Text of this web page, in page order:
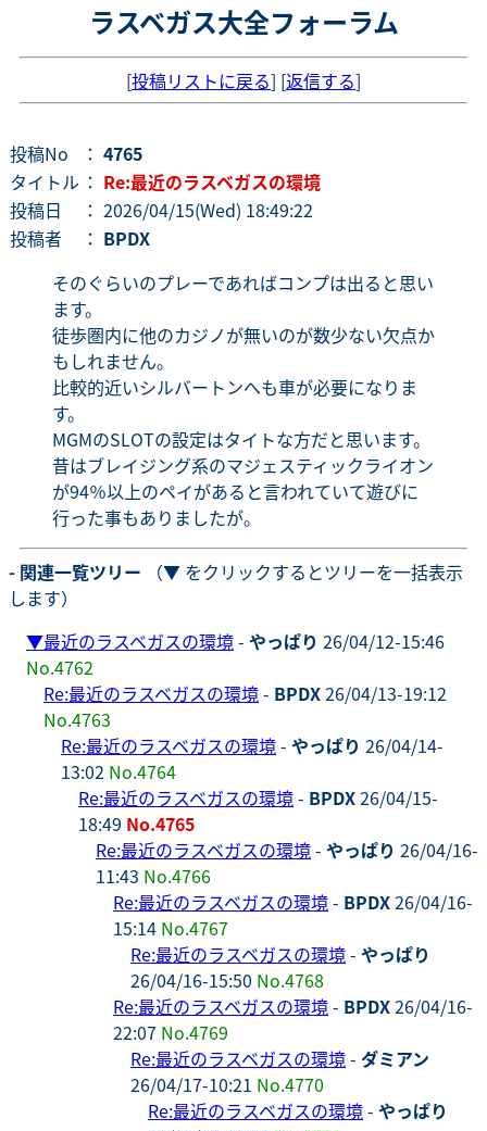
ラスベガス大全フォーラム
[投稿リストに戻る] [返信する]
投稿No ： 4765
タイトル ： Re:最近のラスベガスの環境
投稿日
： 2026/04/15(Wed) 18:49:22
投稿者
： BPDX
そのぐらいのプレーであればコンプは出ると思い
ます。
徒歩圏内に他のカジノが無いのが数少ない欠点か
もしれません。
比較的近いシルバートンへも車が必要になりま
す。
MGMのSLOTの設定はタイトな方だと思います。
昔はブレイジング系のマジェスティックライオン
が94％以上のペイがあると言われていて遊びに
行った事もありましたが。
- 関連一覧ツリー （▼ をクリックするとツリーを一括表示
します）
▼最近のラスベガスの環境- やっぱり 26/04/12-15:46
No.4762
Re:最近のラスベガスの環境- BPDX26/04/13-19:12
No.4763
Re:最近のラスベガスの環境- やっぱり 26/04/14-
13:02 No.4764
Re:最近のラスベガスの環境- BPDX26/04/15-
18:49 No.4765
Re:最近のラスベガスの環境- やっぱり 26/04/16-
11:43 No.4766
Re:最近のラスベガスの環境- BPDX26/04/16-
15:14 No.4767
Re:最近のラスベガスの環境- やっぱり
26/04/16-15:50 No.4768
Re:最近のラスベガスの環境- BPDX26/04/16-
22:07 No.4769
Re:最近のラスベガスの環境- ダミアン
26/04/17-10:21 No.4770
Re:最近のラスベガスの環境- やっぱり